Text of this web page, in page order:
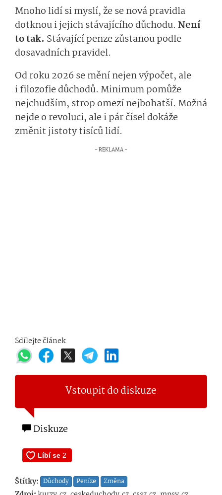
Mnoho lidí si myslí, že se nová pravidla
dotknou i jejich stávajícího důchodu. Není
to tak. Stávající penze zůstanou podle
dosavadních pravidel.
Od roku 2026 se mění nejen výpočet, ale
i filozofie důchodů. Minimum pomůže
nejchudším, strop omezí nejbohatší. Možná
nejde o revoluci, ale i pár čísel dokáže
změnit jistoty tisíců lidí.
Sdílejte článek
Vstoupit do diskuze
Diskuze
Štítky: Důchody Peníze Změna